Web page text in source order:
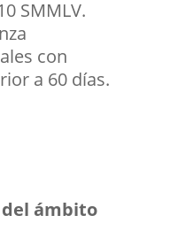
SMMLV.
con
a 60 días.
ámbito